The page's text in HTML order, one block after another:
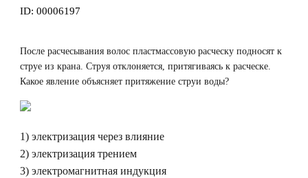
ID: 00006197
После расчесывания волос пластмассовую расческу подносят к
струе из крана. Струя отклоняется, притягиваясь к расческе.
Какое явление объясняет притяжение струи воды?
1) электризация через влияние
2) электризация трением
3) электромагнитная индукция